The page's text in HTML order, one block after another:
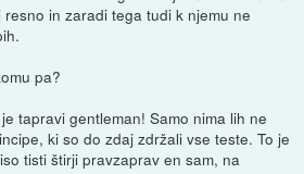
in zaradi tega tudi k njemu ne
pa?
tapravi gentleman! Samo nima lih ne
ki so do zdaj zdržali vse teste. To je
tisti štirji pravzaprav en sam, na